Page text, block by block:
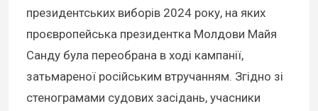
президентських виборів 2024 року, на яких
проєвропейська президентка Молдови Майя
Санду була переобрана в ході кампанії,
затьмареної російським втручанням. Згідно зі
стенограмами судових засідань, учасники